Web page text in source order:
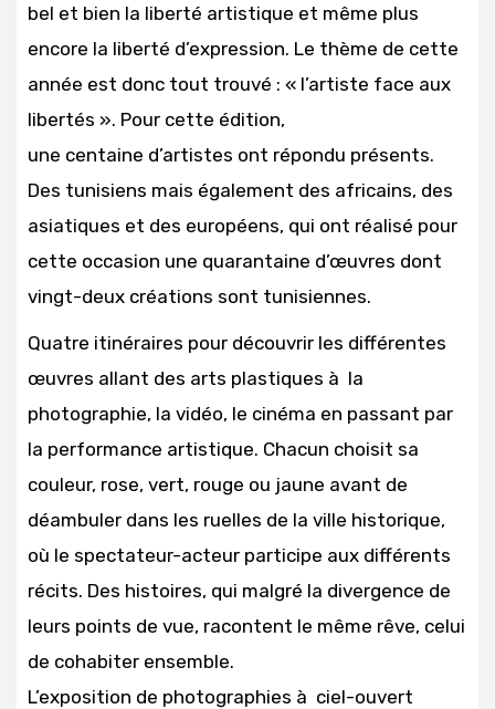
bel et bien la liberté artistique et même plus
encore la liberté d’expression. Le thème de cette
année est donc tout trouvé : « l’artiste face aux
libertés ». Pour cette édition,
une centaine d’artistes ont répondu présents.
Des tunisiens mais également des africains, des
asiatiques et des européens, qui ont réalisé pour
cette occasion une quarantaine d’œuvres dont
vingt-deux créations sont tunisiennes.
Quatre itinéraires pour découvrir les différentes
œuvres allant des arts plastiques à la
photographie, la vidéo, le cinéma en passant par
la performance artistique. Chacun choisit sa
couleur, rose, vert, rouge ou jaune avant de
déambuler dans les ruelles de la ville historique,
où le spectateur-acteur participe aux différents
récits. Des histoires, qui malgré la divergence de
leurs points de vue, racontent le même rêve, celui
de cohabiter ensemble.
L’exposition de photographies à ciel-ouvert